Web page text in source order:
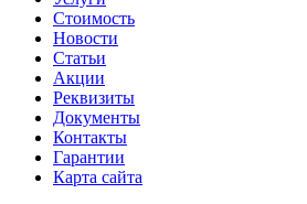
Стоимость
Новости
Статьи
Акции
Реквизиты
Документы
Контакты
Гарантии
Карта сайта